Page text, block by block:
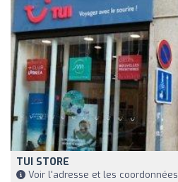
TUI STORE
Voir l'adresse et les coordonnées